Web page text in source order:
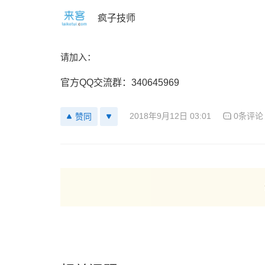
疯子技师
请加入：
官方QQ交流群：340645969
赞同 2018年9月12日 03:01 0条评论